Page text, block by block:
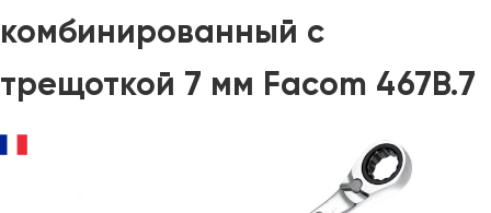
комбинированный с
трещоткой 7 мм Facom 467B.7